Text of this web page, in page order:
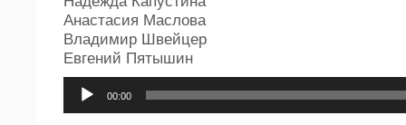
Анастасия Маслова
Владимир Швейцер
Евгений Пятышин
00:00